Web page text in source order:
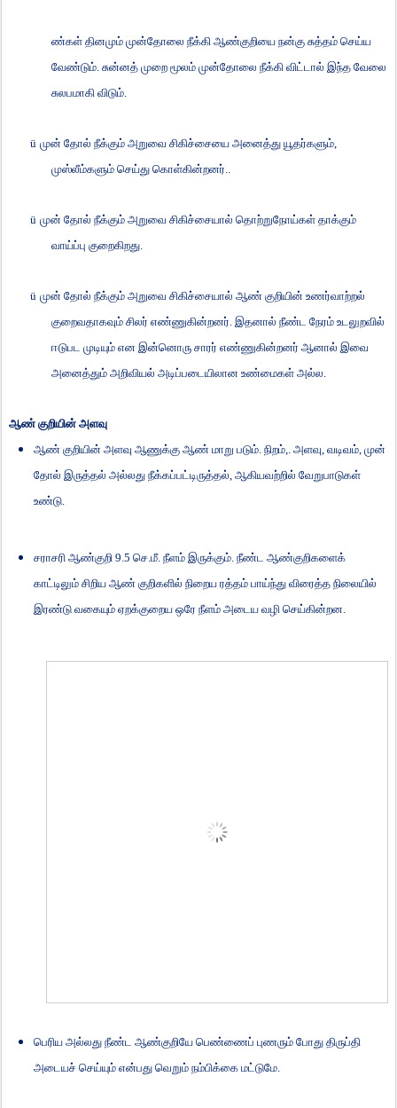
ண்கள் தினமும் முன்தோலை நீக்கி ஆண்குறியை நன்கு சுத்தம் செய்ய
வேண்டும். சுன்னத் முறை மூலம் முன்தோலை நீக்கி விட்டால் இந்த வேலை
சுலபமாகி விடும்.
ü முன் தோல் நீக்கும் அறுவை சிகிச்சையை அனைத்து யூதர்களும்,
முஸ்லீம்களும் செய்து கொள்கின்றனர்..
ü முன் தோல் நீக்கும் அறுவை சிகிச்சையால் தொற்றுநோய்கள் தாக்கும்
வாய்ப்பு குறைகிறது.
ü முன் தோல் நீக்கும் அறுவை சிகிச்சையால் ஆண் குறியின் உணர்வாற்றல்
குறைவதாகவும் சிலர் எண்ணுகின்றனர். இதனால் நீண்ட நேரம் உடலுறவில்
ஈடுபட முடியும் என இன்னொரு சாரர் எண்ணுகின்றனர் ஆனால் இவை
அனைத்தும் அறிவியல் அடிப்படையிலான உண்மைகள் அல்ல.
ஆண் குறியின் அளவு
ஆண் குறியின் அளவு ஆணுக்கு ஆண் மாறு படும். நிறம்,. அளவு, வடிவம், முன்
தோல் இருத்தல் அல்லது நீக்கப்பட்டிருத்தல், ஆகியவற்றில் வேறுபாடுகள்
உண்டு.
சராசரி ஆண்குறி 9.5 செ.மீ. நீளம் இருக்கும். நீண்ட ஆண்குறிகளைக்
காட்டிலும் சிறிய ஆண் குறிகளில் நிறைய ரத்தம் பாய்ந்து விரைத்த நிலையில்
இரண்டு வகையும் ஏறக்குறைய ஒரே நீளம் அடைய வழி செய்கின்றன.
பெரிய அல்லது நீண்ட ஆண்குறியே பெண்ணைப் புணரும் போது திருப்தி
அடையச் செய்யும் என்பது வெறும் நம்பிக்கை மட்டுமே.